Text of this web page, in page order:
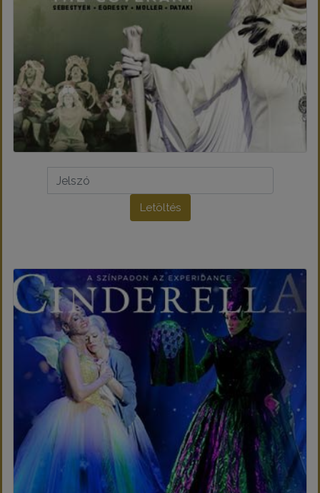
Letöltés